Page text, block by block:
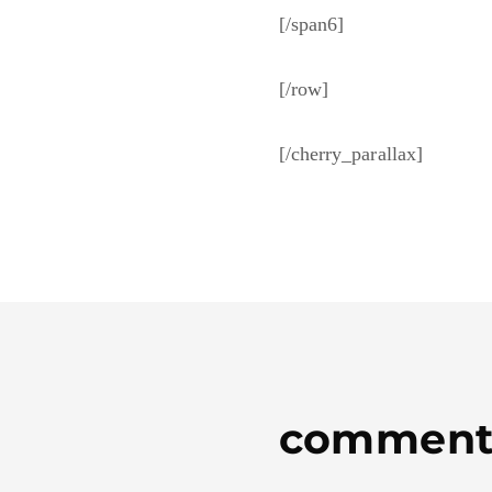
[/span6]
[/row]
[/cherry_parallax]